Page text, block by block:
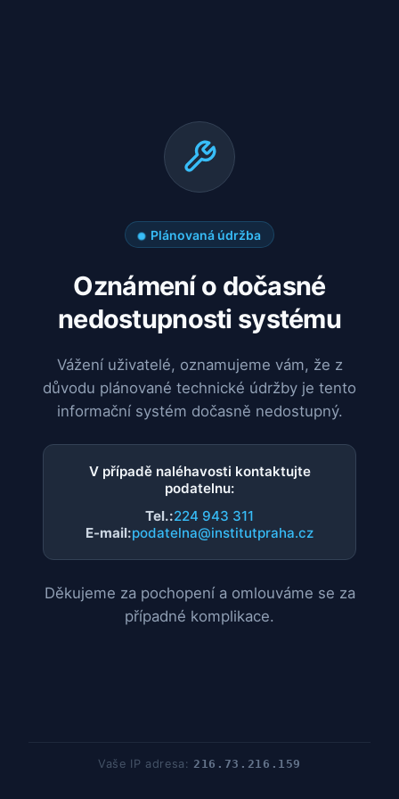
Plánovaná údržba
Oznámení o dočasné
nedostupnosti systému
Vážení uživatelé, oznamujeme vám, že z
důvodu plánované technické údržby je tento
informační systém dočasně nedostupný.
V případě naléhavosti kontaktujte
podatelnu:
Tel.:224 943 311
E-mail:podatelna@institutpraha.cz
Děkujeme za pochopení a omlouváme se za
případné komplikace.
Vaše IP adresa:216.73.216.159